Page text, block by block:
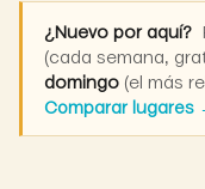
¿Nuevo por aquí?
(cada semana,
domingo (el más
Comparar lugares